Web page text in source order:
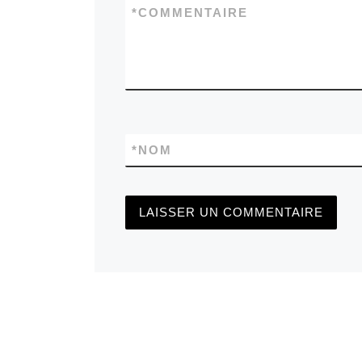
COMMENTAIRE
*
NOM
*